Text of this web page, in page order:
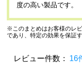
度の高い製品です。
※このまとめはお客様のレ
であり、特定の効果を保証
レビュー件数： 16